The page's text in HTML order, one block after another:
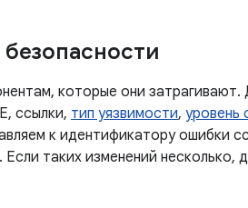
которые они
ссылки, тип уязвимости, уровень
к идентификатору ошибки
таких изменений несколько,